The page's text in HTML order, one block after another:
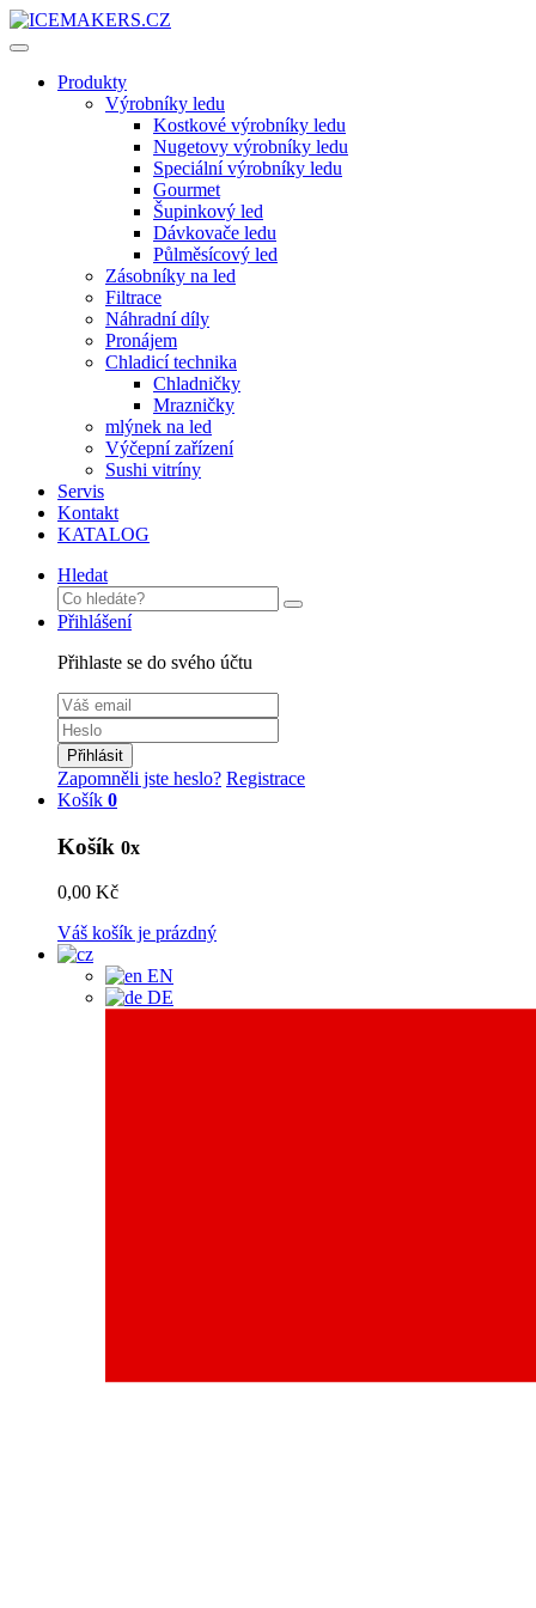
Produkty
Výrobníky ledu
Kostkové výrobníky ledu
Nugetovy výrobníky ledu
Speciální výrobníky ledu
Gourmet
Šupinkový led
Dávkovače ledu
Půlměsícový led
Zásobníky na led
Filtrace
Náhradní díly
Pronájem
Chladicí technika
Chladničky
Mrazničky
mlýnek na led
Výčepní zařízení
Sushi vitríny
Servis
Kontakt
KATALOG
Hledat
Přihlášení
Přihlaste se do svého účtu
Přihlásit
Zapomněli jste heslo? Registrace
Košík 0
Košík 0x
0,00 Kč
Váš košík je prázdný
EN
DE